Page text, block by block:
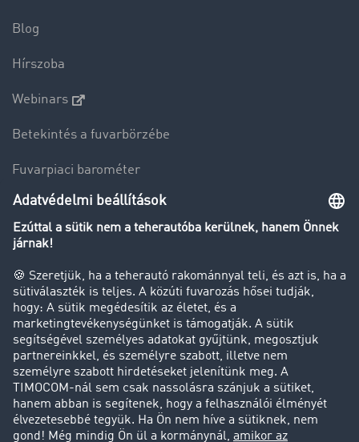
Blog
Hírszoba
Webinars
Betekintés a fuvarbörzébe
Fuvarpiaci barométer
Transzportlexikon
Tehergépkocsi-forgalomkorlátozás
Cég
Sikertörténetek
Ügyfél hoz ügyfelet
Jogi információk
Impresszum